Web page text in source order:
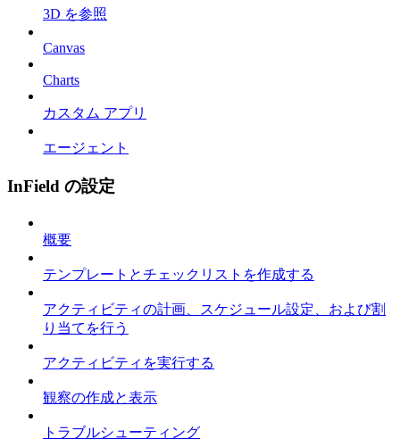
3D を参照
Canvas
Charts
カスタム アプリ
エージェント
InField の設定
概要
テンプレートとチェックリストを作成する
アクティビティの計画、スケジュール設定、および割
り当てを行う
アクティビティを実行する
観察の作成と表示
トラブルシューティング